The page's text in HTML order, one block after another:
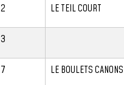
2 LE TEIL COURT
3
7 LE BOULETS